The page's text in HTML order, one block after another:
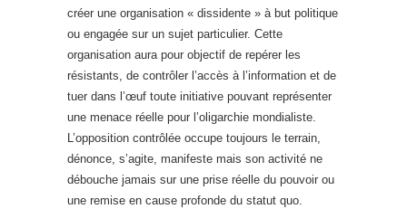
créer une organisation « dissidente » à but politique
ou engagée sur un sujet particulier. Cette
organisation aura pour objectif de repérer les
résistants, de contrôler l’accès à l’information et de
tuer dans l’œuf toute initiative pouvant représenter
une menace réelle pour l’oligarchie mondialiste.
L’opposition contrôlée occupe toujours le terrain,
dénonce, s’agite, manifeste mais son activité ne
débouche jamais sur une prise réelle du pouvoir ou
une remise en cause profonde du statut quo.